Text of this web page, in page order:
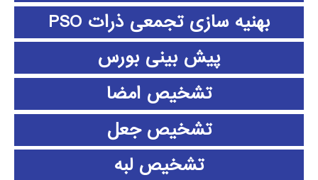
بهنیه سازی تجمعی ذرات PSO
پیش بینی بورس
تشخیص امضا
تشخیص جعل
تشخیص لبه